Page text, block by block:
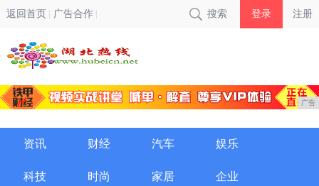
返回首页 广告合作 搜索 登录 注册
广告
资讯 财经 汽车 娱乐
科技 时尚 家居 企业